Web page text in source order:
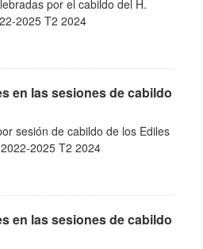
por el cabildo del H.
2025 T2 2024
en las sesiones de cabildo
sesión de cabildo de los Ediles
2025 T2 2024
en las sesiones de cabildo